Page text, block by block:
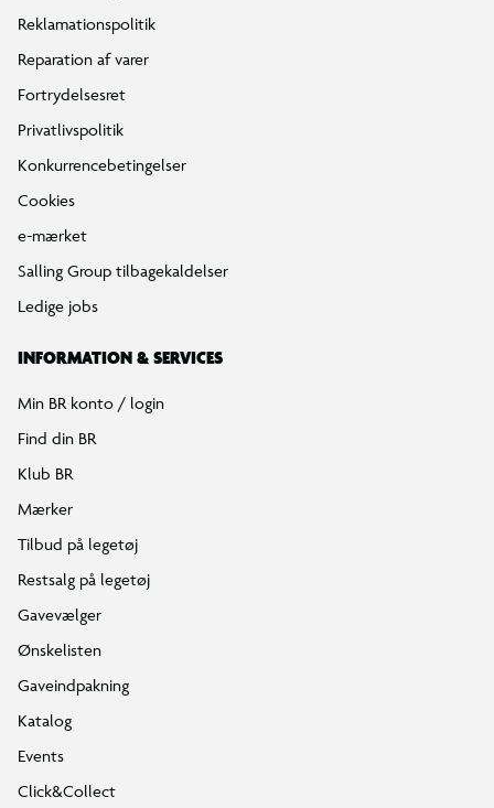
Reklamationspolitik
Reparation af varer
Fortrydelsesret
Privatlivspolitik
Konkurrencebetingelser
Cookies
e-mærket
Salling Group tilbagekaldelser
Ledige jobs
INFORMATION & SERVICES
Min BR konto / login
Find din BR
Klub BR
Mærker
Tilbud på legetøj
Restsalg på legetøj
Gavevælger
Ønskelisten
Gaveindpakning
Katalog
Events
Click&Collect